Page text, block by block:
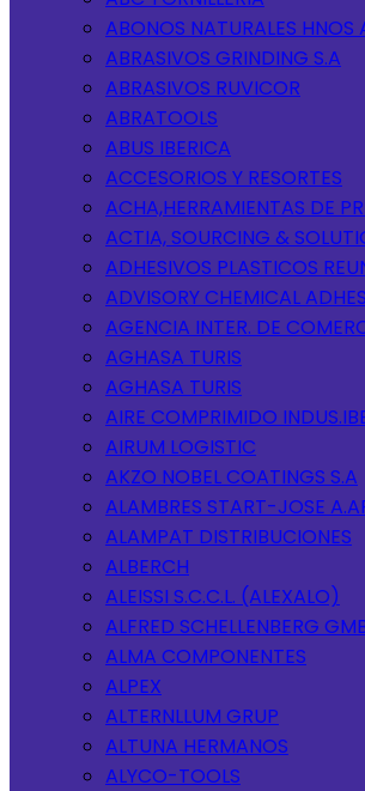
ABONOS NATURALES HNOS
ABRASIVOS GRINDING S.A
ABRASIVOS RUVICOR
ABRATOOLS
ABUS IBERICA
ACCESORIOS Y RESORTES
ACHA,HERRAMIENTAS DE
ACTIA, SOURCING &
ADHESIVOS PLASTICOS
ADVISORY CHEMICAL
AGENCIA INTER. DE
AGHASA TURIS
AGHASA TURIS
AIRE COMPRIMIDO
AIRUM LOGISTIC
AKZO NOBEL COATINGS S.A
ALAMBRES START-JOSE
ALAMPAT DISTRIBUCIONES
ALBERCH
ALEISSI S.C.C.L. (ALEXALO)
ALFRED SCHELLENBERG
ALMA COMPONENTES
ALPEX
ALTERNLLUM GRUP
ALTUNA HERMANOS
ALYCO-TOOLS